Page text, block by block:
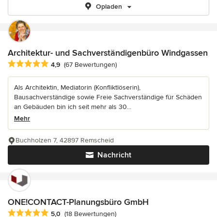
Opladen
Architektur- und Sachverständigenbüro Windgassen
Durchschnittliche Bewertung: 4.9 von 5 Sternen
4,9 (67 Bewertungen)
Als Architektin, Mediatorin (Konfliktlöserin),
Bausachverständige sowie Freie Sachverständige für Schäden
an Gebäuden bin ich seit mehr als 30...
Mehr
Nachricht
Buchholzen 7, 42897 Remscheid
ONE!CONTACT-Planungsbüro GmbH
Durchschnittliche Bewertung: 5 von 5 Sternen
5,0 (18 Bewertungen)